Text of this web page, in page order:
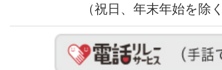
（祝日、年末年始を除